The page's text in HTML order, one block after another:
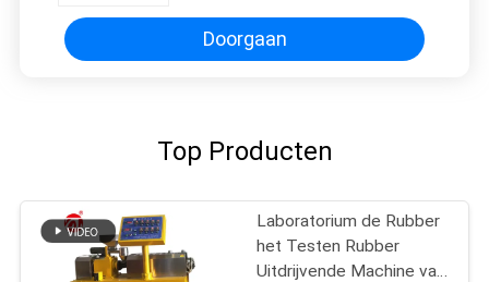
Doorgaan
Top Producten
Laboratorium de Rubber
het Testen Rubber
Uitdrijvende Machine van